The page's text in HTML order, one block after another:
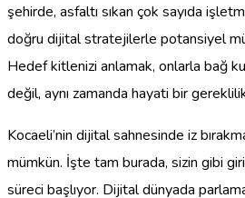
şehirde, asfaltı sıkan çok sayıda
doğru dijital stratejilerle potansiyel
Hedef kitlenizi anlamak, onlarla bağ
değil, aynı zamanda hayati bir
Kocaeli’nin dijital sahnesinde iz
mümkün. İşte tam burada, sizin gibi
süreci başlıyor. Dijital dünyada